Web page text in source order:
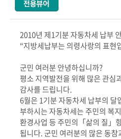
2010년 제1기분 자동차세 납부
“지방세납부는 의령사랑의 표현
군민 여러분 안녕하십니까?
평소 지역발전을 위해 많은 관심
감사를 드립니다.
6월은 1기분 자동차세 납부의 달
부하시는 자동차세는 주민의 복
환경사업 등 주민의「삶의 질」
됩니다. 군민 여러분의 많은 동